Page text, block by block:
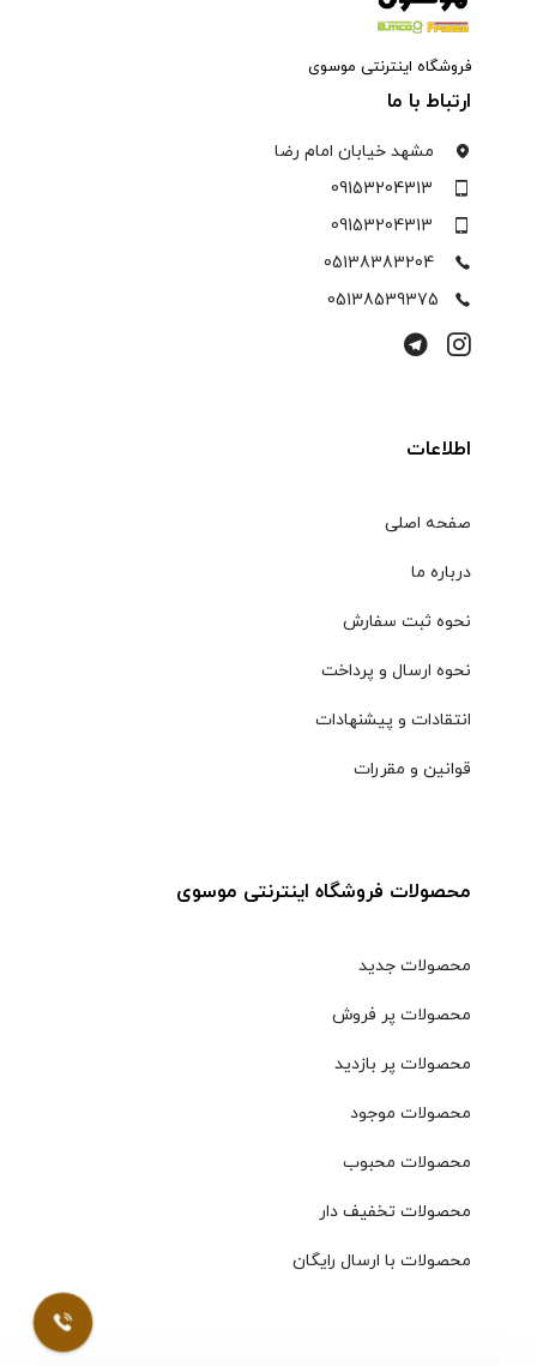
فروشگاه اینترنتی موسوی
ارتباط با ما
مشهد خیابان امام رضا
09153204313
09153204313
05138383204
05138539375
اطلاعات
صفحه اصلی
درباره ما
نحوه ثبت سفارش
نحوه ارسال و پرداخت
انتقادات و پیشنهادات
قوانین و مقررات
محصولات فروشگاه اینترنتی موسوی
محصولات جدید
محصولات پر فروش
محصولات پر بازدید
محصولات موجود
محصولات محبوب
محصولات تخفیف دار
محصولات با ارسال رایگان